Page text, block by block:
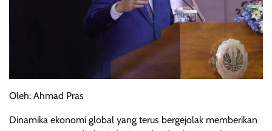
Oleh: Ahmad Pras
Dinamika ekonomi global yang terus bergejolak memberikan